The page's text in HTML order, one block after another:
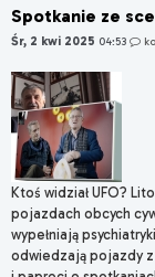
Spotkanie ze
Śr, 2 kwi 2025 04:53
Ktoś widział UFO?
pojazdach obcych
wypełniają
odwiedzają pojazdy z